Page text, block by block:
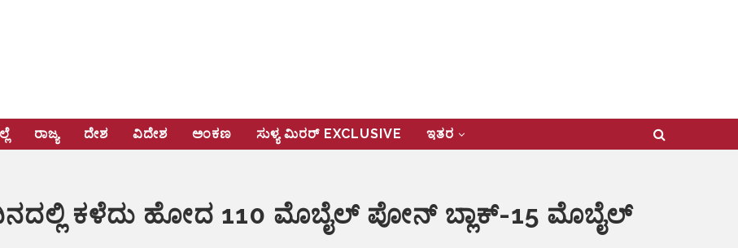
ರಾಜ್ಯ ದೇಶ ವಿದೇಶ ಅಂಕಣ ಸುಳ್ಯ ಮಿರರ್‌ EXCLUSIVE ಇತರ
ಕಳೆದು ಹೋದ 110 ಮೊಬೈಲ್ ಪೋನ್ ಬ್ಲಾಕ್-15 ಮೊಬೈಲ್